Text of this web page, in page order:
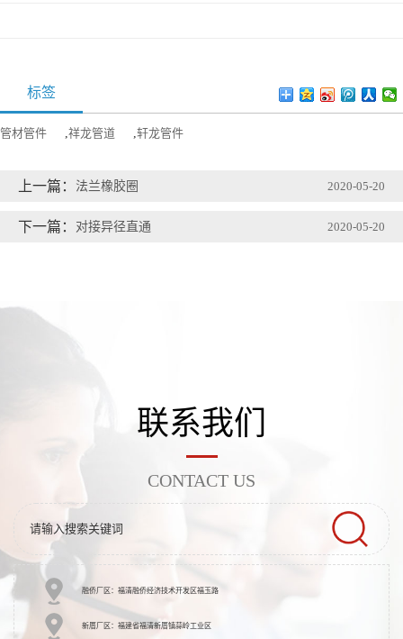
标签
管材管件 祥龙管道 轩龙管件
上一篇： 法兰橡胶圈 2020-05-20
下一篇： 对接异径直通 2020-05-20
联系我们
CONTACT US
融侨厂区：福清融侨经济技术开发区福玉路
新厝厂区：福建省福清新厝镇蒜岭工业区